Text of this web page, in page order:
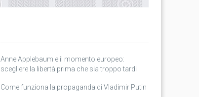
Anne Applebaum e il momento europeo:
scegliere la libertà prima che sia troppo tardi
Come funziona la propaganda di Vladimir Putin